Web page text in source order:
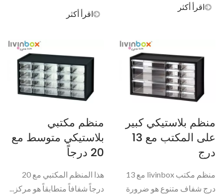
اقرأ أكثر
اقرأ أكثر
منظم بلاستيكي كبير
على المكتب مع 13
درج
منظم مكتب livinbox مع 13
درج شفاف متنوع هو ضرورة
منظم مكتبي
بلاستيكي متوسط مع
20 درجاً
هذا المنظم المكتبي مع 20
درجاً شفافاً متطابقاً هو مركز...